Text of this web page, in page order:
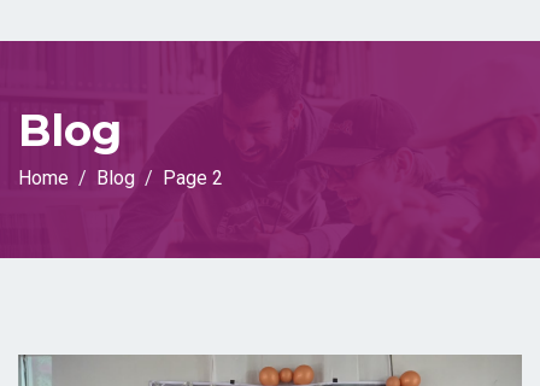
Blog
Home Blog Page 2